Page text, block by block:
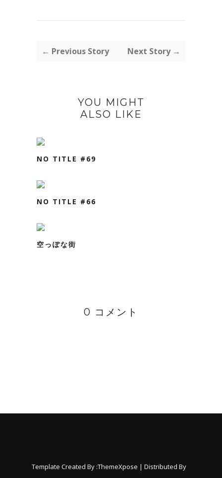
← Previous Story Next Story →
YOU MIGHT
ALSO LIKE
NO TITLE #69
NO TITLE #66
空っぽな街
0 コメント
Template Created By :ThemeXpose | Distributed By